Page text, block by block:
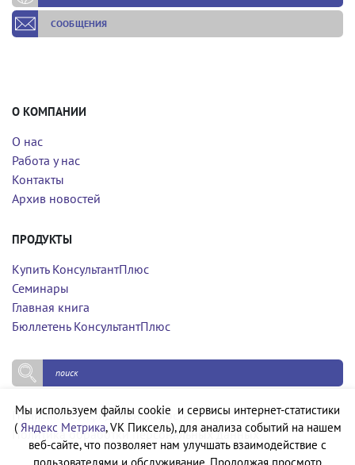
СООБЩЕНИЯ
О КОМПАНИИ
О нас
Работа у нас
Контакты
Архив новостей
ПРОДУКТЫ
Купить КонсультантПлюс
Семинары
Главная книга
Бюллетень КонсультантПлюс
Политика конфиденциальности
Политика обработки персональных данных
Мы используем файлы cookie и сервисы интернет-статистики
( Яндекс Метрика, VK Пиксель), для анализа событий на нашем
веб-сайте, что позволяет нам улучшать взаимодействие с